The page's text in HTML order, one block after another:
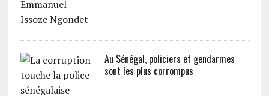
Au Sénégal, policiers et gendarmes
sont les plus corrompus